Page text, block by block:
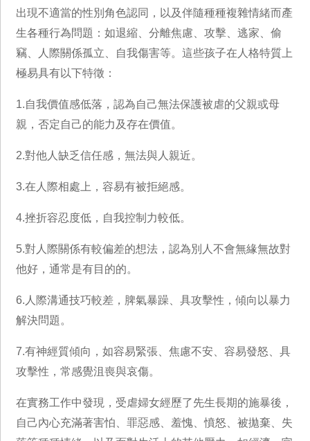
出現不適當的性別角色認同，以及伴隨種種複雜情緒而產
生各種行為問題：如退縮、分離焦慮、攻擊、逃家、偷
竊、人際關係孤立、自我傷害等。這些孩子在人格特質上
極易具有以下特徵：
1.自我價值感低落，認為自己無法保護被虐的父親或母
親，否定自己的能力及存在價值。
2.對他人缺乏信任感，無法與人親近。
3.在人際相處上，容易有被拒絕感。
4.挫折容忍度低，自我控制力較低。
5.對人際關係有較偏差的想法，認為別人不會無緣無故對
他好，通常是有目的的。
6.人際溝通技巧較差，脾氣暴躁、具攻擊性，傾向以暴力
解決問題。
7.有神經質傾向，如容易緊張、焦慮不安、容易發怒、具
攻擊性，常感覺沮喪與哀傷。
在實務工作中發現，受虐婦女經歷了先生長期的施暴後，
自己內心充滿著害怕、罪惡感、羞愧、憤怒、被拋棄、失